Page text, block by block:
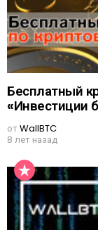
Бесплатный
«Инвестиции
отWallBTC
8 лет назад